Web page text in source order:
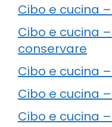
Cibo e cucina
Cibo e cucina
conservare
Cibo e cucina
Cibo e cucina
Cibo e cucina